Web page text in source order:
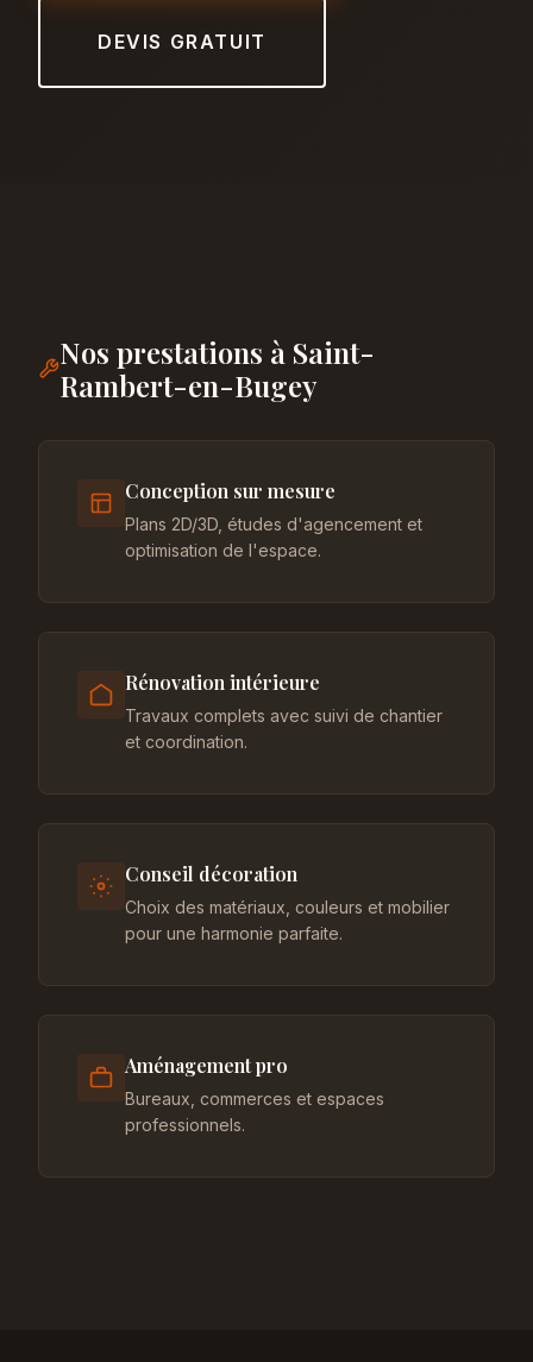
DEVIS GRATUIT
Nos prestations à Saint-
Rambert-en-Bugey
Conception sur mesure
Plans 2D/3D, études d'agencement et
optimisation de l'espace.
Rénovation intérieure
Travaux complets avec suivi de chantier
et coordination.
Conseil décoration
Choix des matériaux, couleurs et mobilier
pour une harmonie parfaite.
Aménagement pro
Bureaux, commerces et espaces
professionnels.